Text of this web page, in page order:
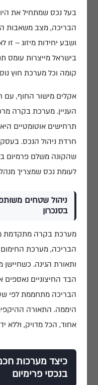
גלגלי הפלדה 7, הרצליה פיתוח
בעל נכס שמתחיל את
הבריכה, מצב משאבות
ושבע יחידות מיזוג – זו
בישראל מייצרות עומס
קומה וכל מערכת חוץ
אקלים מישור החוף, עם
העניין. מערכת בקרה
תרחישים אוטומטיים
חרדת ניהול הנכס.
שהקונה משלם פרמיום
לעומת נכס שמצריך
ניהול שטחים
בסנכרון
מערכת בקרה מתקדמת
הבריכה, מערכת
ותאורת הגינה. כשחיישן
הבד החיצוניים נאספים
הבריכה מתחממת לפי
היממה. התאורה
אחוד, הכל מדויק, וללא
כיצד מערכות
בנכסי פרימיום